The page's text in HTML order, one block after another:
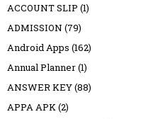
ACCOUNT SLIP (1)
ADMISSION (79)
Android Apps (162)
Annual Planner(1)
ANSWER KEY(88)
APPA APK(2)